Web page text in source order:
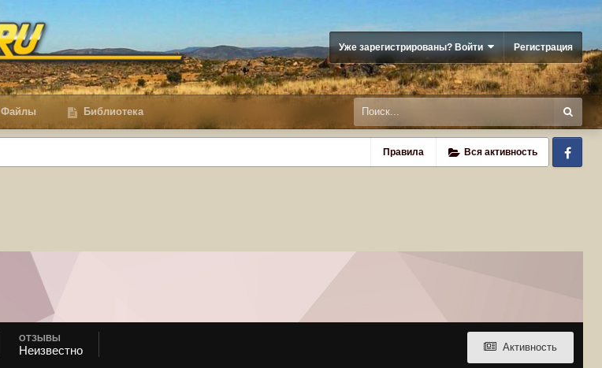
Уже зарегистрированы? Войти Регистрация
Файлы Библиотека
Правила Вся активность
Активность
ОТЗЫВЫ
Неизвестно